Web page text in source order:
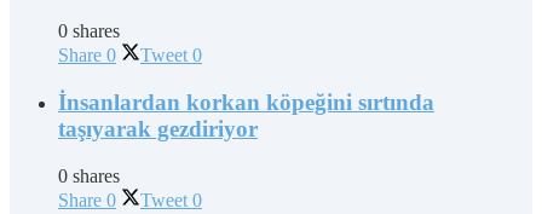
0 shares
Share 0 Tweet 0
İnsanlardan korkan köpeğini sırtında
taşıyarak gezdiriyor
0 shares
Share 0 Tweet 0